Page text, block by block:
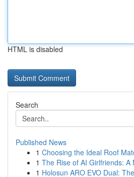
HTML is disabled
Search
Published News
1 Choosing the Ideal Roof
1 The Rise of AI Girlfriends: A
1 Holosun ARO EVO Dual: